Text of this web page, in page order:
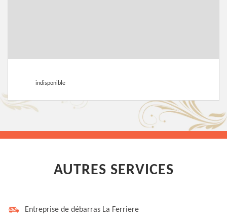
indisponible
AUTRES SERVICES
Entreprise de débarras La Ferriere